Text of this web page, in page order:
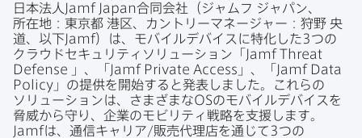
日本法人 Jamf Japan合同会社​（ジャムフ ジャパン、​
所在地：東京都 港区、​カントリーマネージ​ャー：狩野 央
道、以下Jamf）は、​モバイルデバイスに​特化した3つの​
クラウドセキュリティソリューション​「 Jamf Threat
Defense
」、「 Jamf Private Access 」、「 Jamf Data
Policy 」の​提供を​開始すると​発表しました。​これらの​
ソリューションは、​さまざまなOSの​モバイルデバイスを​
脅威から​守り、​企業の​モビリティ戦略を​支援します。
Jamfは、​通信キャリア/販売代理店を​通じて 3つの​